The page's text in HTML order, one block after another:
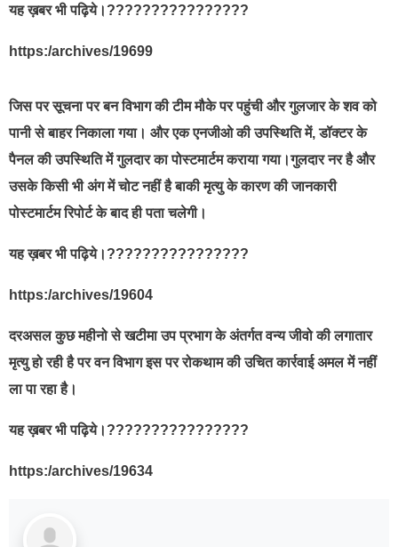
यह ख़बर भी पढ़िये।????????????????
https:/archives/19699
जिस पर सूचना पर बन विभाग की टीम मौके पर पहुंची और गुलजार के शव को
पानी से बाहर निकाला गया। और एक एनजीओ की उपस्थिति में, डॉक्टर के
पैनल की उपस्थिति में गुलदार का पोस्टमार्टम कराया गया।गुलदार नर है और
उसके किसी भी अंग में चोट नहीं है बाकी मृत्यु के कारण की जानकारी
पोस्टमार्टम रिपोर्ट के बाद ही पता चलेगी।
यह ख़बर भी पढ़िये।????????????????
https:/archives/19604
दरअसल कुछ महीनो से खटीमा उप प्रभाग के अंतर्गत वन्य जीवो की लगातार
मृत्यु हो रही है पर वन विभाग इस पर रोकथाम की उचित कार्रवाई अमल में नहीं
ला पा रहा है।
यह ख़बर भी पढ़िये।????????????????
https:/archives/19634